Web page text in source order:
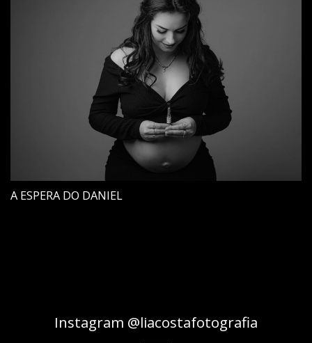
A ESPERA DO DANIEL
Instagram @liacostafotografia